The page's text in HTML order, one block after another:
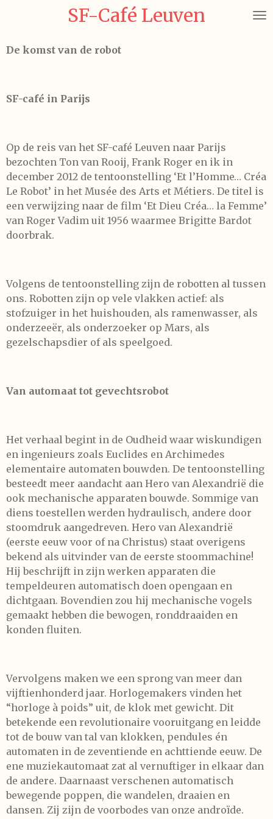
de
SF-Café Leuven
De komst van de robot
SF-café in Parijs
Op de reis van het SF-café Leuven naar Parijs
bezochten Ton van Rooij, Frank Roger en ik in
december 2012 de tentoonstelling ‘Et l’Homme… Créa
Le Robot’ in het Musée des Arts et Métiers. De titel is
een verwijzing naar de film ‘Et Dieu Créa… la Femme’
van Roger Vadim uit 1956 waarmee Brigitte Bardot
doorbrak.
Volgens de tentoonstelling zijn de robotten al tussen
ons. Robotten zijn op vele vlakken actief: als
stofzuiger in het huishouden, als ramenwasser, als
onderzeeër, als onderzoeker op Mars, als
gezelschapsdier of als speelgoed.
Van automaat tot gevechtsrobot
Het verhaal begint in de Oudheid waar wiskundigen
en ingenieurs zoals Euclides en Archimedes
elementaire automaten bouwden. De tentoonstelling
besteedt meer aandacht aan Hero van Alexandrië die
ook mechanische apparaten bouwde. Sommige van
diens toestellen werden hydraulisch, andere door
stoomdruk aangedreven. Hero van Alexandrië
(eerste eeuw voor of na Christus) staat overigens
bekend als uitvinder van de eerste stoommachine!
Hij beschrijft in zijn werken apparaten die
tempeldeuren automatisch doen opengaan en
dichtgaan. Bovendien zou hij mechanische vogels
gemaakt hebben die bewogen, ronddraaiden en
konden fluiten.
Vervolgens maken we een sprong van meer dan
vijftienhonderd jaar. Horlogemakers vinden het
“horloge à poids” uit, de klok met gewicht. Dit
betekende een revolutionaire vooruitgang en leidde
tot de bouw van tal van klokken, pendules én
automaten in de zeventiende en achttiende eeuw. De
ene muziekautomaat zat al vernuftiger in elkaar dan
de andere. Daarnaast verschenen automatisch
bewegende poppen, die wandelen, draaien en
dansen. Zij zijn de voorbodes van onze androïde.